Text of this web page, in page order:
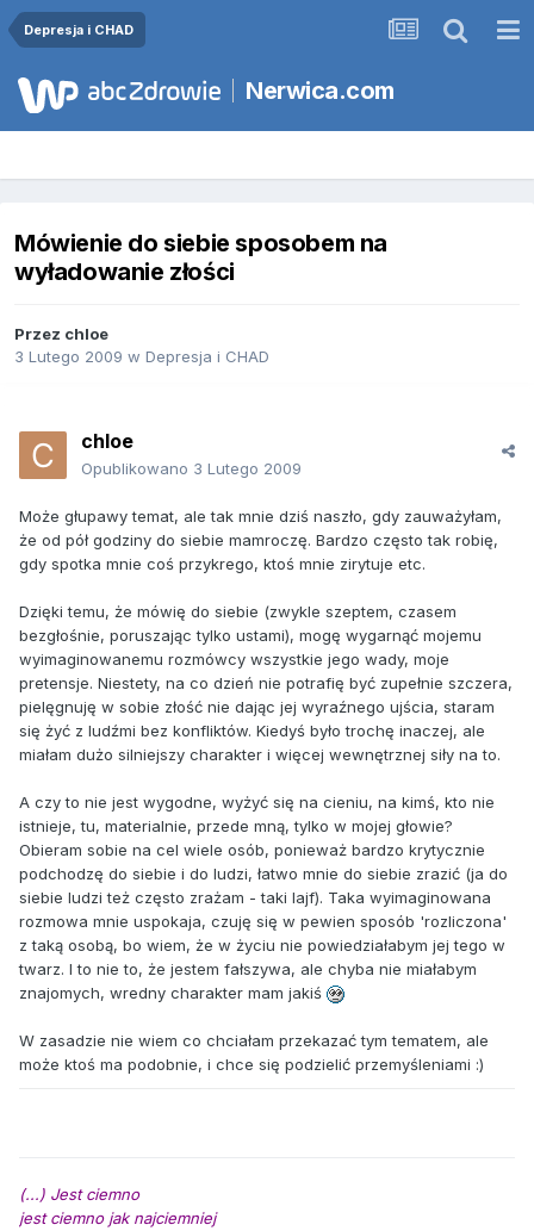
Depresja i CHAD
Nerwica.com
Mówienie do siebie sposobem na
wyładowanie złości
Przez chloe
3 Lutego 2009 w Depresja i CHAD
chloe
Opublikowano 3 Lutego 2009
Może głupawy temat, ale tak mnie dziś naszło, gdy zauważyłam,
że od pół godziny do siebie mamroczę. Bardzo często tak robię,
gdy spotka mnie coś przykrego, ktoś mnie zirytuje etc.
Dzięki temu, że mówię do siebie (zwykle szeptem, czasem
bezgłośnie, poruszając tylko ustami), mogę wygarnąć mojemu
wyimaginowanemu rozmówcy wszystkie jego wady, moje
pretensje. Niestety, na co dzień nie potrafię być zupełnie szczera,
pielęgnuję w sobie złość nie dając jej wyraźnego ujścia, staram
się żyć z ludźmi bez konfliktów. Kiedyś było trochę inaczej, ale
miałam dużo silniejszy charakter i więcej wewnętrznej siły na to.
A czy to nie jest wygodne, wyżyć się na cieniu, na kimś, kto nie
istnieje, tu, materialnie, przede mną, tylko w mojej głowie?
Obieram sobie na cel wiele osób, ponieważ bardzo krytycznie
podchodzę do siebie i do ludzi, łatwo mnie do siebie zrazić (ja do
siebie ludzi też często zrażam - taki lajf). Taka wyimaginowana
rozmowa mnie uspokaja, czuję się w pewien sposób 'rozliczona'
z taką osobą, bo wiem, że w życiu nie powiedziałabym jej tego w
twarz. I to nie to, że jestem fałszywa, ale chyba nie miałabym
znajomych, wredny charakter mam jakiś
W zasadzie nie wiem co chciałam przekazać tym tematem, ale
może ktoś ma podobnie, i chce się podzielić przemyśleniami :)
(...) Jest ciemno
jest ciemno jak najciemniej